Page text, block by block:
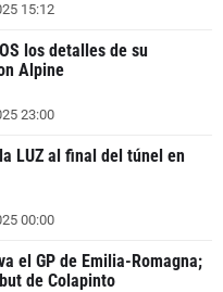
15:12
los detalles de su
Alpine
23:00
LUZ al final del túnel en
00:00
el GP de Emilia-Romagna;
de Colapinto